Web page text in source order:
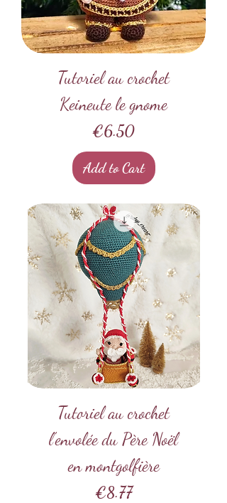
Tutoriel au crochet
Keineute le gnome
Price
€6.50
Add to Cart
Tutoriel au crochet
l'envolée du Père Noël
en montgolfière
Price
€8.77